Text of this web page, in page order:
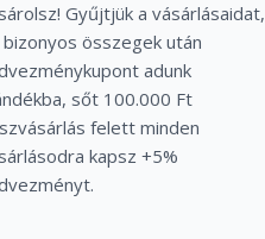
Gyűjtjük a vásárlásaidat,
összegek után
adunk
sőt 100.000 Ft
felett minden
kapsz +5%